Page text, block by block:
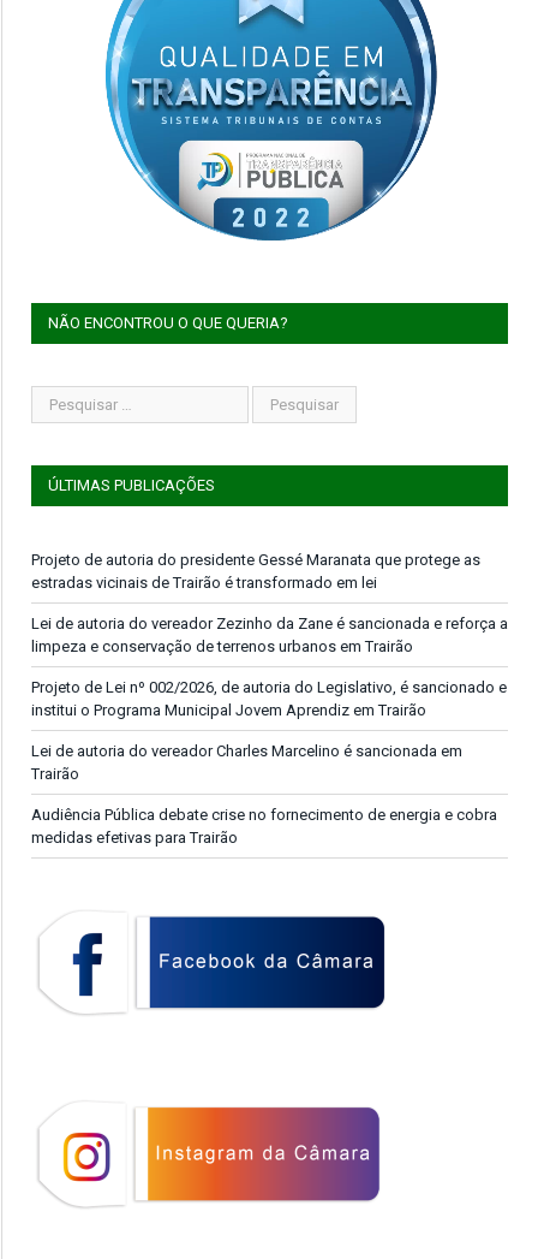
NÃO ENCONTROU O QUE QUERIA?
ÚLTIMAS PUBLICAÇÕES
Projeto de autoria do presidente Gessé Maranata que protege as
estradas vicinais de Trairão é transformado em lei
Lei de autoria do vereador Zezinho da Zane é sancionada e reforça a
limpeza e conservação de terrenos urbanos em Trairão
Projeto de Lei nº 002/2026, de autoria do Legislativo, é sancionado e
institui o Programa Municipal Jovem Aprendiz em Trairão
Lei de autoria do vereador Charles Marcelino é sancionada em
Trairão
Audiência Pública debate crise no fornecimento de energia e cobra
medidas efetivas para Trairão